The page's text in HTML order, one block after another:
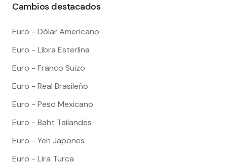
Cambios destacados
Euro - Dólar Americano
Euro - Libra Esterlina
Euro - Franco Suizo
Euro - Real Brasileño
Euro - Peso Mexicano
Euro - Baht Tailandes
Euro - Yen Japones
Euro - Lira Turca